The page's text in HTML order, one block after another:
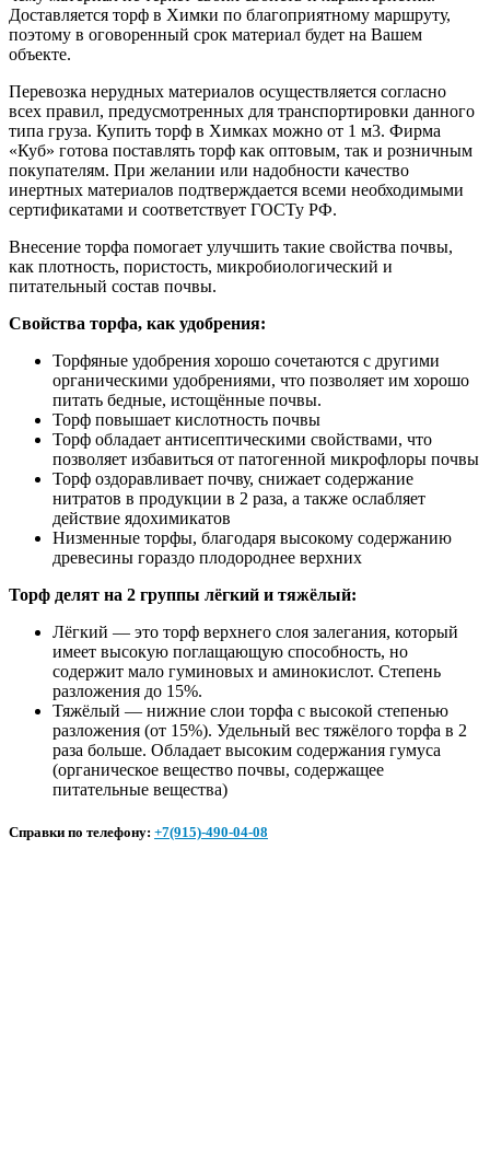
Доставляется торф в Химки по благоприятному маршруту,
поэтому в оговоренный срок материал будет на Вашем
объекте.
Перевозка нерудных материалов осуществляется согласно
всех правил, предусмотренных для транспортировки данного
типа груза. Купить торф в Химках можно от 1 м3. Фирма
«Куб» готова поставлять торф как оптовым, так и розничным
покупателям. При желании или надобности качество
инертных материалов подтверждается всеми необходимыми
сертификатами и соответствует ГОСТу РФ.
Внесение торфа помогает улучшить такие свойства почвы,
как плотность, пористость, микробиологический и
питательный состав почвы.
Свойства торфа, как удобрения:
Торфяные удобрения хорошо сочетаются с другими
органическими удобрениями, что позволяет им хорошо
питать бедные, истощённые почвы.
Торф повышает кислотность почвы
Торф обладает антисептическими свойствами, что
позволяет избавиться от патогенной микрофлоры почвы
Торф оздоравливает почву, снижает содержание
нитратов в продукции в 2 раза, а также ослабляет
действие ядохимикатов
Низменные торфы, благодаря высокому содержанию
древесины гораздо плодороднее верхних
Торф делят на 2 группы лёгкий и тяжёлый:
Лёгкий — это торф верхнего слоя залегания, который
имеет высокую поглащающую способность, но
содержит мало гуминовых и аминокислот. Степень
разложения до 15%.
Тяжёлый — нижние слои торфа с высокой степенью
разложения (от 15%). Удельный вес тяжёлого торфа в 2
раза больше. Обладает высоким содержания гумуса
(органическое вещество почвы, содержащее
питательные вещества)
Справки по телефону: +7(915)-490-04-08